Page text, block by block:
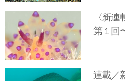
〈新
第１回
連載／